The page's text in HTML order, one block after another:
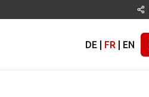
DE FR EN